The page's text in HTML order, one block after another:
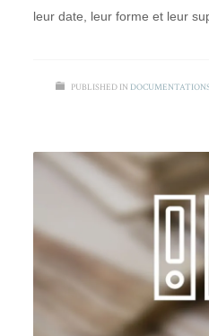
leur date, leur forme et leur
PUBLISHED IN